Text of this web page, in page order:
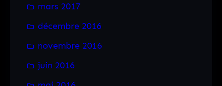
mars 2017
décembre 2016
novembre 2016
juin 2016